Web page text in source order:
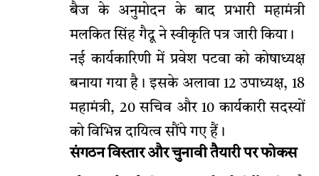
बैज के अनुमोदन के बाद प्रभारी महामंत्री
मलकित सिंह गैदू ने स्वीकृति पत्र जारी किया।
नई कार्यकारिणी में प्रवेश पटवा को कोषाध्यक्ष
बनाया गया है। इसके अलावा 12 उपाध्यक्ष, 18
महामंत्री, 20 सचिव और 10 कार्यकारी सदस्यों
को विभिन्न दायित्व सौंपे गए हैं।
संगठन विस्तार और चुनावी तैयारी पर फोकस